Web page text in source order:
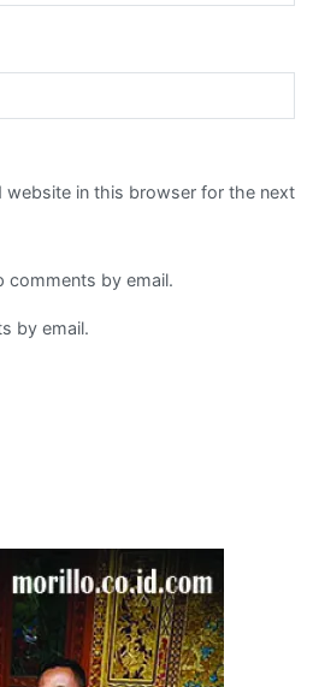
website in this browser for the next
by email.
by email.